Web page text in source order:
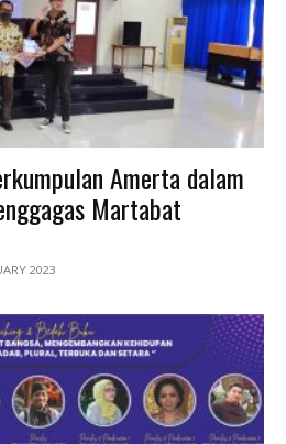
Amerta dalam
Martabat
2023